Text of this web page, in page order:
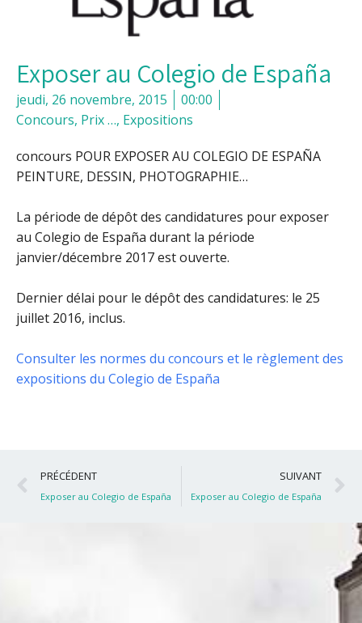
Exposer au Colegio de España
jeudi, 26 novembre, 2015
00:00
Concours, Prix …, Expositions
concours POUR EXPOSER AU COLEGIO DE ESPAÑA
PEINTURE, DESSIN, PHOTOGRAPHIE…
La période de dépôt des candidatures pour exposer
au Colegio de España durant la période
janvier/décembre 2017 est ouverte.
Dernier délai pour le dépôt des candidatures: le 25
juillet 2016, inclus.
Consulter les normes du concours et le règlement des
expositions du Colegio de España
Précédent
PRÉCÉDENT
Exposer au Colegio de España
SUIVANT
Exposer au Colegio de España